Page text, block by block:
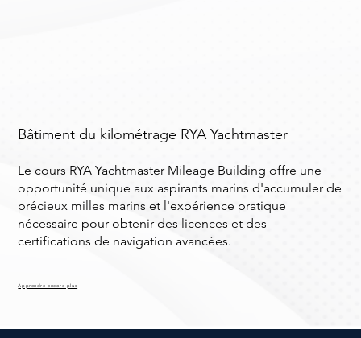
Bâtiment du kilométrage RYA Yachtmaster
Le cours RYA Yachtmaster Mileage Building offre une
opportunité unique aux aspirants marins d'accumuler de
précieux milles marins et l'expérience pratique
nécessaire pour obtenir des licences et des
certifications de navigation avancées.
Apprendre encore plus